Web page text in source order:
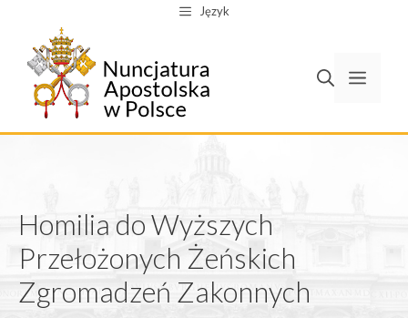
treści
Język
Homilia do Wyższych
Przełożonych Żeńskich
Zgromadzeń Zakonnych